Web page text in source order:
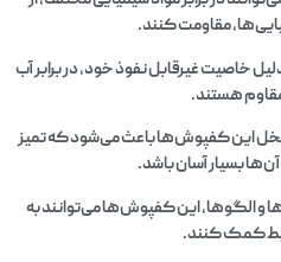
مقاومت کنند.
غیرقابل نفوذ خود، در برابر آب
هستند.
این کفپوش‌ها باعث می‌شود که تمیز
بسیار آسان باشد.
و الگوها، این کفپوش‌ها می‌توانند به
کمک کنند.